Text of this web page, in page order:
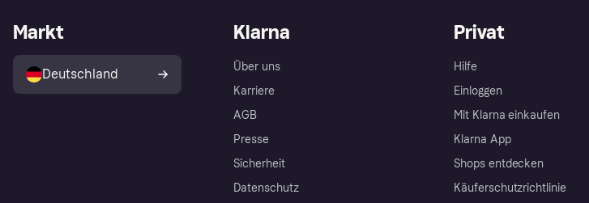
Klarna
Über uns
Karriere
AGB
Presse
Sicherheit
Datenschutz
Privat
Hilfe
Einloggen
Mit Klarna einkaufen
Klarna App
Shops entdecken
Käuferschutzrichtlinie
Markt
Deutschland